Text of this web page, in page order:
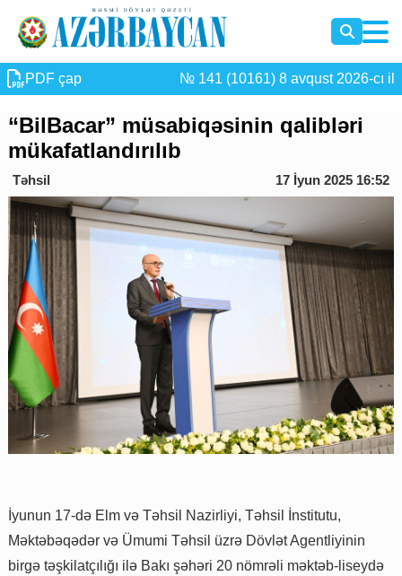
PDF çap № 141 (10161) 8 avqust 2026-cı il
“BilBacar” müsabiqəsinin qalibləri
mükafatlandırılıb
Təhsil 17 İyun 2025 16:52
İyunun 17-də Elm və Təhsil Nazirliyi, Təhsil İnstitutu,
Məktəbəqədər və Ümumi Təhsil üzrə Dövlət Agentliyinin
birgə təşkilatçılığı ilə Bakı şəhəri 20 nömrəli məktəb-liseydə